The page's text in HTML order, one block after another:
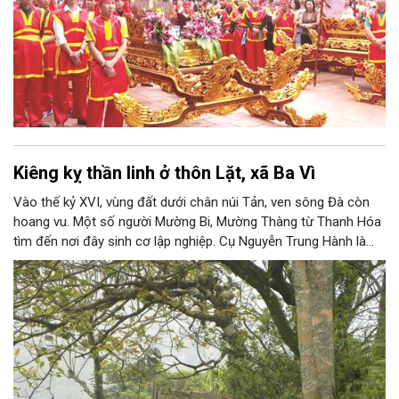
Kiêng kỵ thần linh ở thôn Lặt, xã Ba Vì
Vào thế kỷ XVI, vùng đất dưới chân núi Tản, ven sông Đà còn
hoang vu. Một số người Mường Bi, Mường Thàng từ Thanh Hóa
tìm đến nơi đây sinh cơ lập nghiệp. Cụ Nguyễn Trung Hành là
người đầu tiên đến khai phá vùng đất mới. Ban đầu, người dân
chặt tre nứa trong rừng, rồi chẻ lạt và chở bằng thuyền đi bán
khắp nơi.